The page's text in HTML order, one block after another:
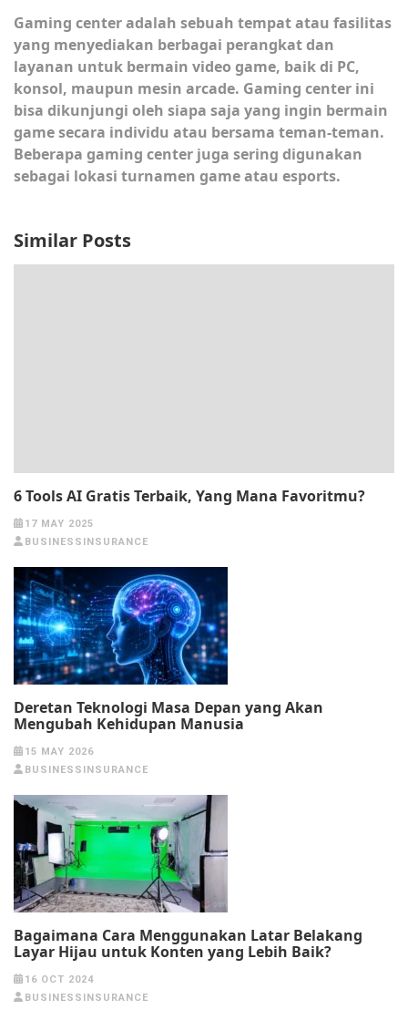
Gaming center adalah sebuah tempat atau fasilitas
yang menyediakan berbagai perangkat dan
layanan untuk bermain video game, baik di PC,
konsol, maupun mesin arcade. Gaming center ini
bisa dikunjungi oleh siapa saja yang ingin bermain
game secara individu atau bersama teman-teman.
Beberapa gaming center juga sering digunakan
sebagai lokasi turnamen game atau esports.
Similar Posts
6 Tools AI Gratis Terbaik, Yang Mana Favoritmu?
17 MAY 2025
BUSINESSINSURANCE
Deretan Teknologi Masa Depan yang Akan
Mengubah Kehidupan Manusia
15 MAY 2026
BUSINESSINSURANCE
Bagaimana Cara Menggunakan Latar Belakang
Layar Hijau untuk Konten yang Lebih Baik?
16 OCT 2024
BUSINESSINSURANCE